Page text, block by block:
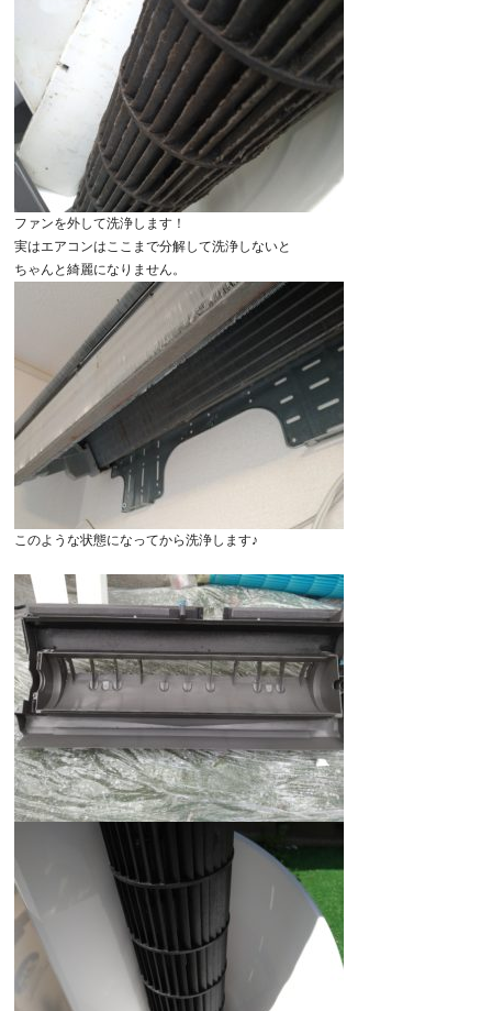
ファンを外して洗浄します！
実はエアコンはここまで分解して洗浄しないと
ちゃんと綺麗になりません。
このような状態になってから洗浄します♪